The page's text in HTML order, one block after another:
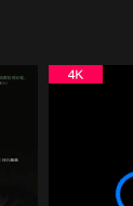
得壓抑
開之
方…。